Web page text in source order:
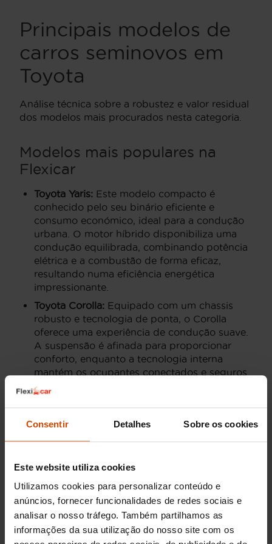
Consentir Detalhes Sobre os cookies
Este website utiliza cookies
Utilizamos cookies para personalizar conteúdo e
anúncios, fornecer funcionalidades de redes sociais e
analisar o nosso tráfego. Também partilhamos as
informações da sua utilização do nosso site com os
Principais modelos de
carros seminovos em
Toyota
Análise técnica sobre a robustez e valor residual
dos modelos mais procurados nesta categoria.
Modelos mais populares na
Flexicar
Toyota Yaris: Este modelo compacto é
conhecido pelo seu binário eficiente e
consumo económico, ideal para a condução
urbana. O motor híbrido disponibiliza uma
condução equilibrada, combinando potência
elétrica e a combustão de forma eficaz,
resultando numa eficiência energética
impressionante.
Toyota Corolla: Equipado com um chassis
robusto e tecnologia de ponta, o Corolla
oferece uma experiência de condução suave.
A suspensão é afinada para proporcionar
conforto, enquanto a tecnologia interna
mantém os ocupantes conectados e seguros
em todas as viagens.
segurança ativa. O modelo híbrido é
projetado para uma condução económica,
ao condutor garantem uma segurança
adicional em todos os momentos.
Toyota RAV4:Reconhecido pela sua
fiabilidade mecânica, o RAV4 é um SUV ideal
para aventuras e cotidiano. O sistema de